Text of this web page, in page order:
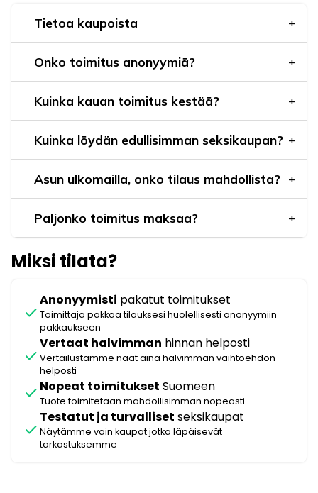
Tietoa kaupoista
Onko toimitus anonyymiä?
Kuinka kauan toimitus kestää?
Kuinka löydän edullisimman seksikaupan?
Asun ulkomailla, onko tilaus mahdollista?
Paljonko toimitus maksaa?
Miksi tilata?
check
Anonyymisti pakatut toimitukset
Toimittaja pakkaa tilauksesi huolellisesti anonyymiin
pakkaukseen
check
Vertaat halvimman hinnan helposti
Vertailustamme näät aina halvimman vaihtoehdon
helposti
check Nopeat toimitukset Suomeen
Tuote toimitetaan mahdollisimman nopeasti
check
Testatut ja turvalliset seksikaupat
Näytämme vain kaupat jotka läpäisevät
tarkastuksemme